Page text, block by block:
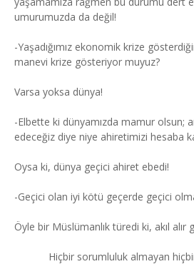
umurumuzda da değil!
-Yaşadığımız ekonomik krize
manevi krize gösteriyor muyuz?
Varsa yoksa dünya!
-Elbette ki dünyamızda mamur olsun;
edeceğiz diye niye ahiretimizi hesaba
Oysa ki, dünya geçici ahiret ebedi!
-Geçici olan iyi kötü geçerde geçici
Öyle bir Müslümanlık türedi ki, akıl alır
Hiçbir sorumluluk almayan hiçbir